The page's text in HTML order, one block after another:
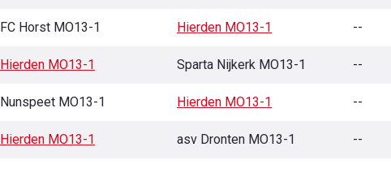
FC Horst MO13-1 Hierden MO13-1 --
Hierden MO13-1 Sparta Nijkerk MO13-1 --
Nunspeet MO13-1 Hierden MO13-1 --
Hierden MO13-1 asv Dronten MO13-1 --